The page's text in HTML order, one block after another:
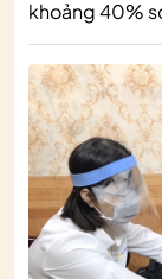
khoảng 40%